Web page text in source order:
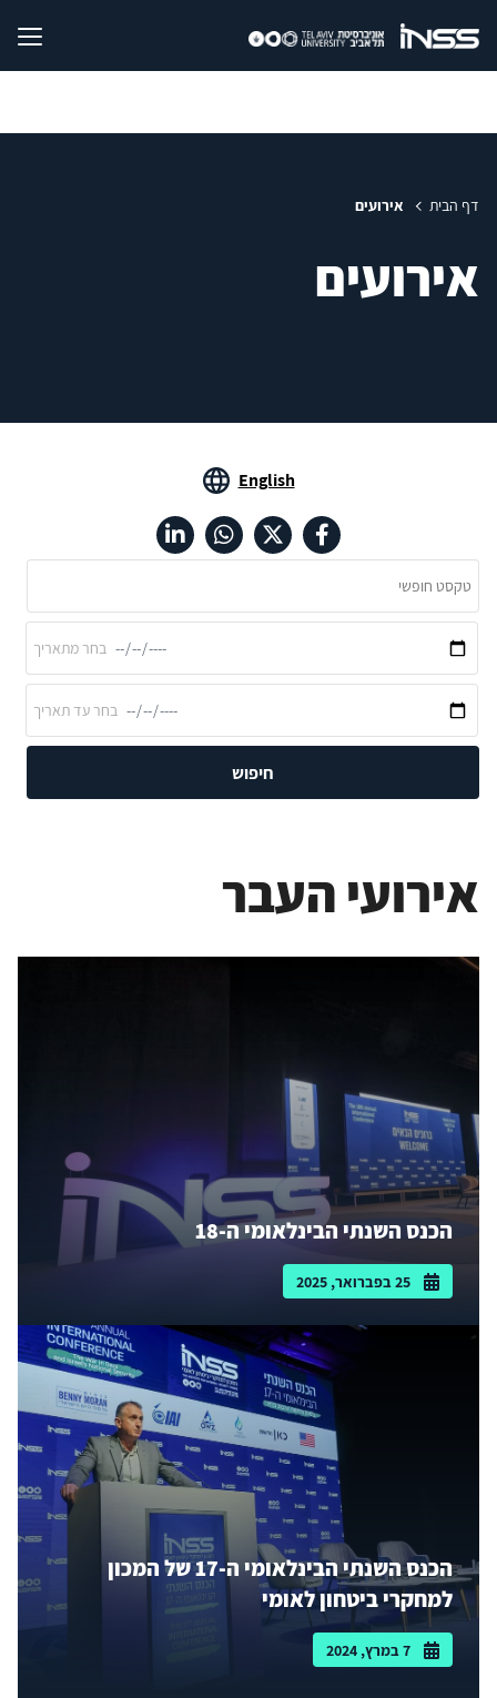
דף הבית אירועים
אירועים
English
חיפוש
אירועי העבר
הכנס השנתי הבינלאומי ה-18
25 בפברואר, 2025
הכנס השנתי הבינלאומי ה-17 של המכון
למחקרי ביטחון לאומי
7 במרץ, 2024